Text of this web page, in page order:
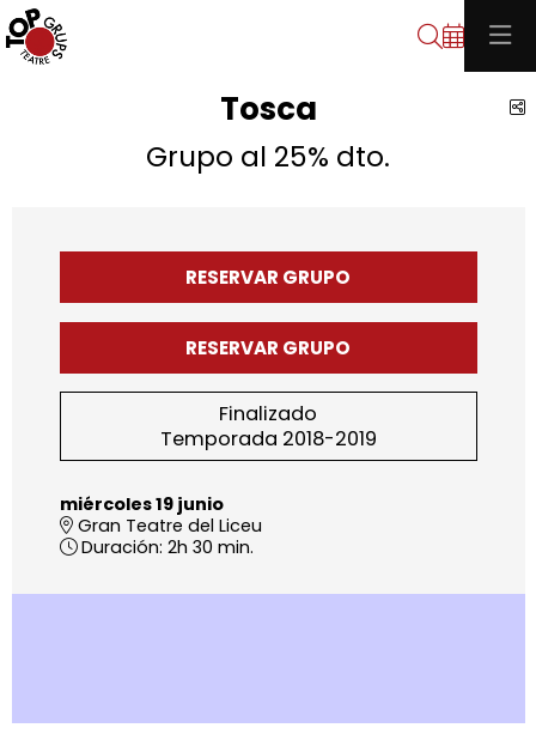
Buscar
Tosca
Grupo al 25% dto.
RESERVAR GRUPO
RESERVAR GRUPO
Finalizado
Temporada 2018-2019
miércoles 19 junio
Gran Teatre del Liceu
Duración: 2h 30 min.